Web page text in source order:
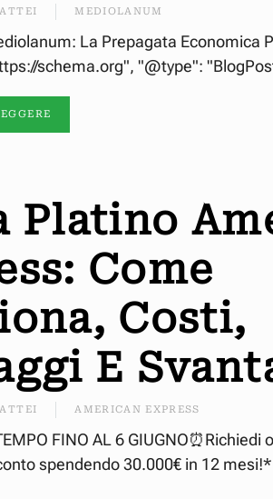
MEDIOLANUM
La Prepagata Economica
schema.org", "@type":
Platino
Come
Costi,
E
AMERICAN EXPRESS
FINO AL 6 GIUGNO⏰Richiedi
spendendo 30.000€ in 12